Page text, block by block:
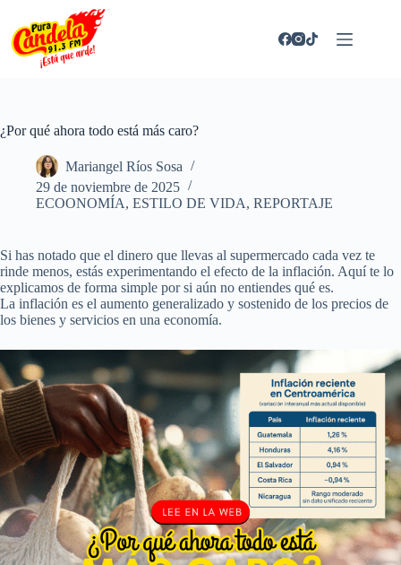
contenido
¿Por qué ahora todo está más caro?
Mariangel Ríos Sosa
29 de noviembre de 2025
ECOONOMÍA, ESTILO DE VIDA, REPORTAJE
Si has notado que el dinero que llevas al supermercado cada vez te
rinde menos, estás experimentando el efecto de la inflación. Aquí te lo
explicamos de forma simple por si aún no entiendes qué es.
La inflación es el aumento generalizado y sostenido de los precios de
los bienes y servicios en una economía.